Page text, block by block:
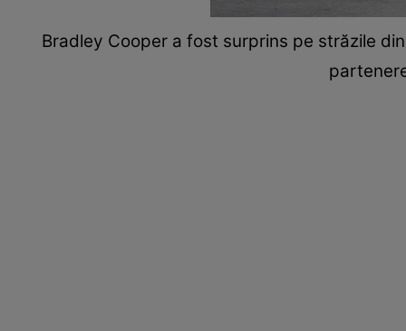
Bradley Cooper a fost surprins pe străzile